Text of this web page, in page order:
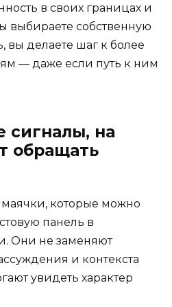
в своих границах и
выбираете собственную
вы делаете шаг к более
— даже если путь к ним
сигналы, на
обращать
которые можно
панель в
Они не заменяют
и контекста
увидеть характер